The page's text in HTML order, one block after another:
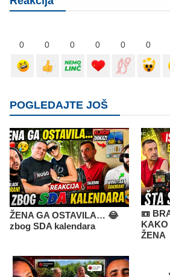
0 0 0 0 0 0
POGLEDAJTE JOŠ
ŽENA GA OSTAVILA… 😂
zbog SDA kalendara
📼
KAKO
ŽENA